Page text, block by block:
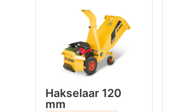
Hakselaar 120
mm